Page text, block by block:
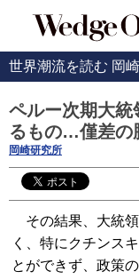
世界潮流を読む 岡
ペルー次期大統
るもの…僅差の
岡崎研究所
その結果、大統
く、特にクチンス
とができず、政策